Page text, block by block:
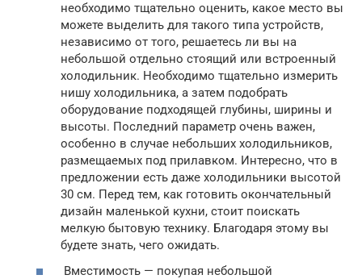
необходимо тщательно оценить, какое место вы
можете выделить для такого типа устройств,
независимо от того, решаетесь ли вы на
небольшой отдельно стоящий или встроенный
холодильник. Необходимо тщательно измерить
нишу холодильника, а затем подобрать
оборудование подходящей глубины, ширины и
высоты. Последний параметр очень важен,
особенно в случае небольших холодильников,
размещаемых под прилавком. Интересно, что в
предложении есть даже холодильники высотой
30 см. Перед тем, как готовить окончательный
дизайн маленькой кухни, стоит поискать
мелкую бытовую технику. Благодаря этому вы
будете знать, чего ожидать.
Вместимость — покупая небольшой